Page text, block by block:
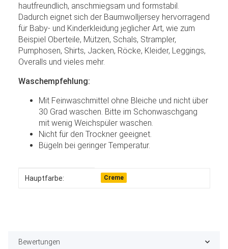
hautfreundlich, anschmiegsam und formstabil.
Dadurch eignet sich der Baumwolljersey hervorragend
für Baby- und Kinderkleidung jeglicher Art, wie zum
Beispiel Oberteile, Mützen, Schals, Strampler,
Pumphosen, Shirts, Jacken, Röcke, Kleider, Leggings,
Overalls und vieles mehr.
Waschempfehlung:
Mit Feinwaschmittel ohne Bleiche und nicht über
30 Grad waschen. Bitte im Schonwaschgang
mit wenig Weichspüler waschen.
Nicht für den Trockner geeignet.
Bügeln bei geringer Temperatur.
Produkteigenschaft
Wert
Hauptfarbe: Creme
Bewertungen